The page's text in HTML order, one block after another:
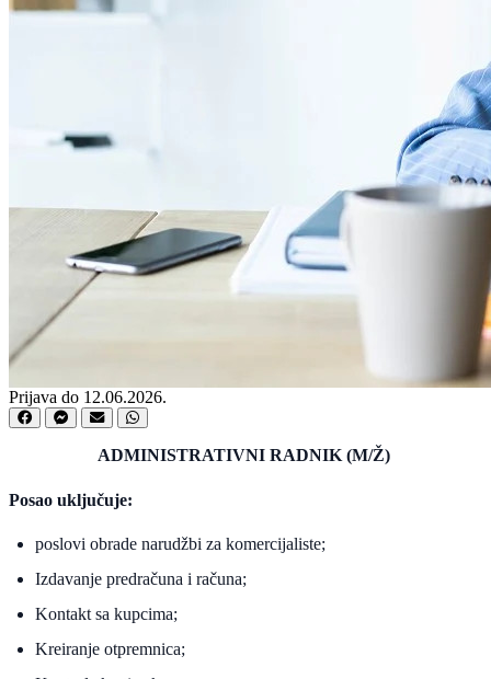
Prijava do 12.06.2026.
ADMINISTRATIVNI RADNIK (M/Ž)
Posao uključuje:
poslovi obrade narudžbi za komercijaliste;
Izdavanje predračuna i računa;
Kontakt sa kupcima;
Kreiranje otpremnica;